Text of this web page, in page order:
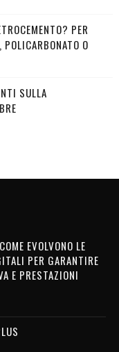
PER
O
SULLA
EVOLVONO LE
PER GARANTIRE
E PRESTAZIONI